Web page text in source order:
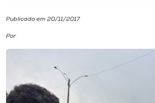
Diplomados
Cultura
Publicado em 20/11/2017
Por